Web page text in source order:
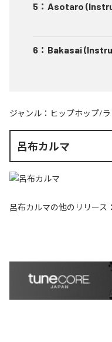
5 ： Asotaro
6 ： Bakasai
ジャンル： ヒップホップ/
呂布カルマ
呂布カルマの他のリリース：